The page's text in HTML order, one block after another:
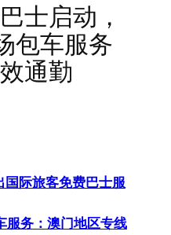
士启动，
包车服务
通勤
国际旅客免费巴士服
务：澳门地区专线